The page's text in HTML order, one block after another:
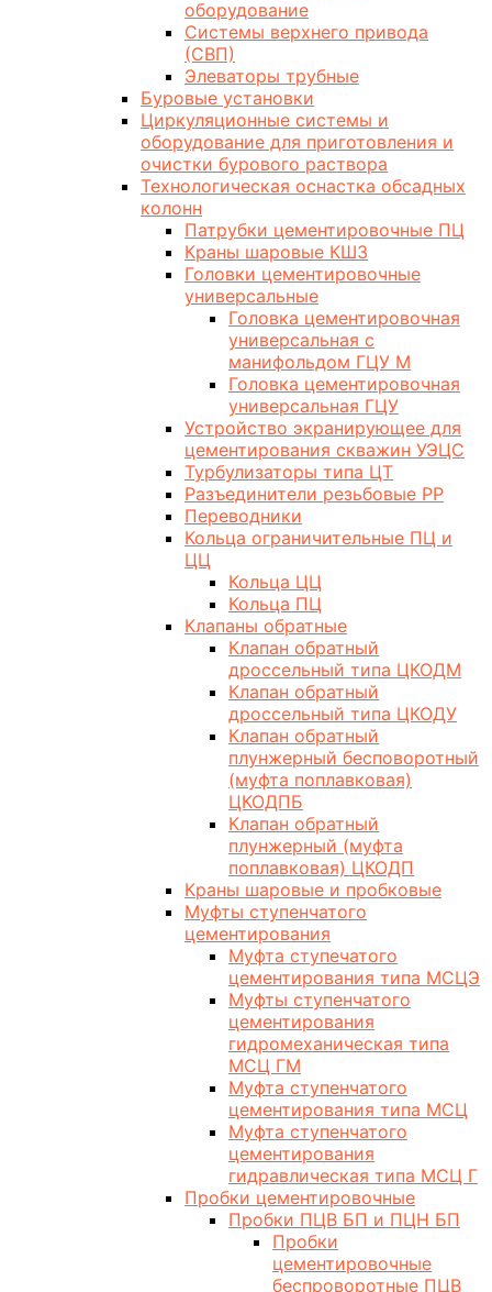
оборудование
Системы верхнего привода
(СВП)
Элеваторы трубные
Буровые установки
Циркуляционные системы и
оборудование для приготовления и
очистки бурового раствора
Технологическая оснастка обсадных
колонн
Патрубки цементировочные ПЦ
Краны шаровые КШЗ
Головки цементировочные
универсальные
Головка цементировочная
универсальная с
манифольдом ГЦУ М
Головка цементировочная
универсальная ГЦУ
Устройство экранирующее для
цементирования скважин УЭЦС
Турбулизаторы типа ЦТ
Разъединители резьбовые РР
Переводники
Кольца ограничительные ПЦ и
ЦЦ
Кольца ЦЦ
Кольца ПЦ
Клапаны обратные
Клапан обратный
дроссельный типа ЦКОДМ
Клапан обратный
дроссельный типа ЦКОДУ
Клапан обратный
плунжерный бесповоротный
(муфта поплавковая)
ЦКОДПБ
Клапан обратный
плунжерный (муфта
поплавковая) ЦКОДП
Краны шаровые и пробковые
Муфты ступенчатого
цементирования
Муфта ступечатого
цементирования типа МСЦЭ
Муфты ступенчатого
цементирования
гидромеханическая типа
МСЦ ГМ
Муфта ступенчатого
цементирования типа МСЦ
Муфта ступенчатого
цементирования
гидравлическая типа МСЦ Г
Пробки цементировочные
Пробки ПЦВ БП и ПЦН БП
Пробки
цементировочные
беспроворотные ПЦВ